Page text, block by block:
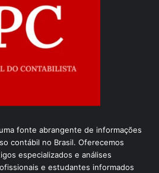
fonte abrangente de informações
contábil no Brasil. Oferecemos
especializados e análises
e estudantes informados